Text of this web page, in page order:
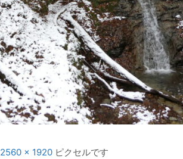
2560 × 1920 ピクセルです